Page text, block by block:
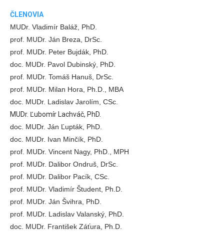
ČLENOVIA
MUDr. Vladimír Baláž, PhD.
prof. MUDr. Ján Breza, DrSc.
prof. MUDr. Peter Bujdák, PhD.
doc. MUDr. Pavol Dubinský, PhD.
prof. MUDr. Tomáš Hanuš, DrSc.
prof. MUDr. Milan Hora, Ph.D., MBA
doc. MUDr. Ladislav Jarolím, CSc.
MUDr. Ľubomír Lachváč, PhD.
doc. MUDr. Ján Ľupták, PhD.
doc. MUDr. Ivan Minčík, PhD.
prof. MUDr. Vincent Nagy, PhD., MPH
prof. MUDr. Dalibor Ondruš, DrSc.
prof. MUDr. Dalibor Pacík, CSc.
prof. MUDr. Vladimír Študent, Ph.D.
prof. MUDr. Ján Švihra, PhD.
prof. MUDr. Ladislav Valanský, PhD.
doc. MUDr. František Záťura, Ph.D.